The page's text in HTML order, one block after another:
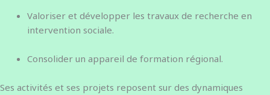
Valoriser et développer les travaux de recherche en
intervention sociale.
Consolider un appareil de formation régional.
Ses activités et ses projets reposent sur des dynamiques